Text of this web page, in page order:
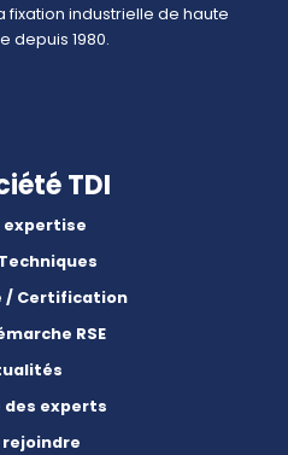
fixation industrielle de haute
depuis 1980.
TDI
expertise
/ Certification
RSE
des experts
rejoindre